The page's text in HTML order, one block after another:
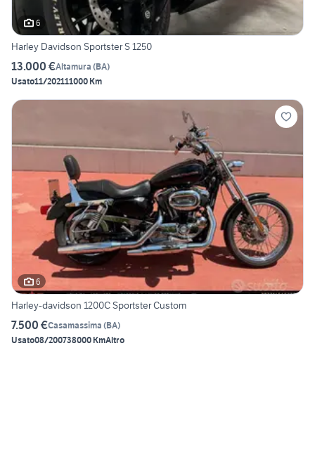
6
Harley Davidson Sportster S 1250
13.000 €Altamura (BA)
Usato11/202111000 Km
6
Harley-davidson 1200C Sportster Custom
7.500 €Casamassima (BA)
Usato08/200738000 KmAltro